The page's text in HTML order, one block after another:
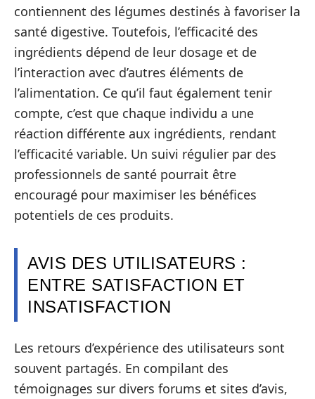
contiennent des légumes destinés à favoriser la
santé digestive. Toutefois, l’efficacité des
ingrédients dépend de leur dosage et de
l’interaction avec d’autres éléments de
l’alimentation. Ce qu’il faut également tenir
compte, c’est que chaque individu a une
réaction différente aux ingrédients, rendant
l’efficacité variable. Un suivi régulier par des
professionnels de santé pourrait être
encouragé pour maximiser les bénéfices
potentiels de ces produits.
AVIS DES UTILISATEURS :
ENTRE SATISFACTION ET
INSATISFACTION
Les retours d’expérience des utilisateurs sont
souvent partagés. En compilant des
témoignages sur divers forums et sites d’avis,